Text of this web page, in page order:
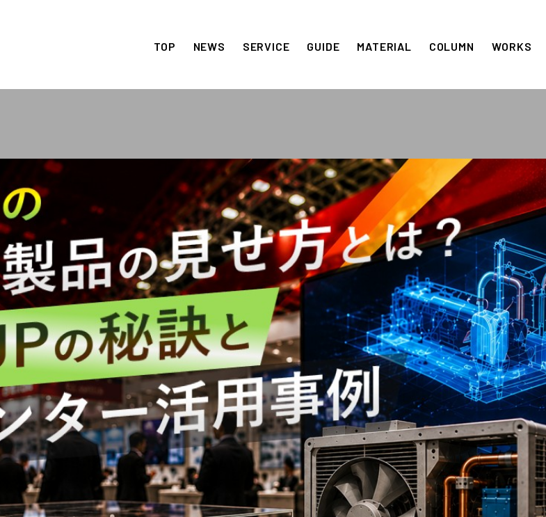
TOP NEWS SERVICE GUIDE MATERIAL COLUMN WORKS